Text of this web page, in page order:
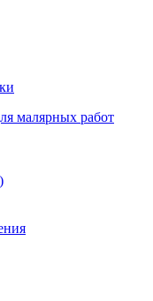
малярных работ